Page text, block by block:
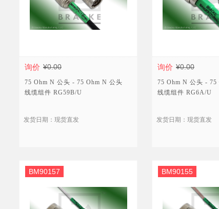
询价 ¥0.00
75 Ohm N 公头 - 75 Ohm N 公头
线缆组件 RG59B/U
发货日期：现货直发
询价 ¥0.00
75 Ohm N 公头 - 75
线缆组件 RG6A/U
发货日期：现货直发
BM90157 BM90155